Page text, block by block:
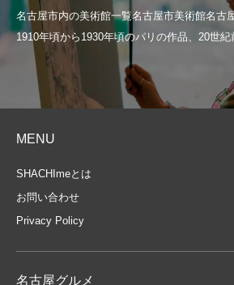
MENU
SHACHImeとは
お問い合わせ
Privacy Policy
名古屋グルメ